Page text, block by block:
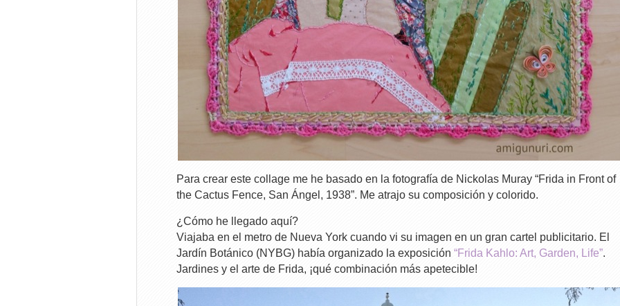
Para crear este collage me he basado en la fotografía de Nickolas Muray “Frida in Front of
the Cactus Fence, San Ángel, 1938”. Me atrajo su composición y colorido.
¿Cómo he llegado aquí?
Viajaba en el metro de Nueva York cuando vi su imagen en un gran cartel publicitario. El
Jardín Botánico (NYBG) había organizado la exposición “Frida Kahlo: Art, Garden, Life”.
Jardines y el arte de Frida, ¡qué combinación más apetecible!